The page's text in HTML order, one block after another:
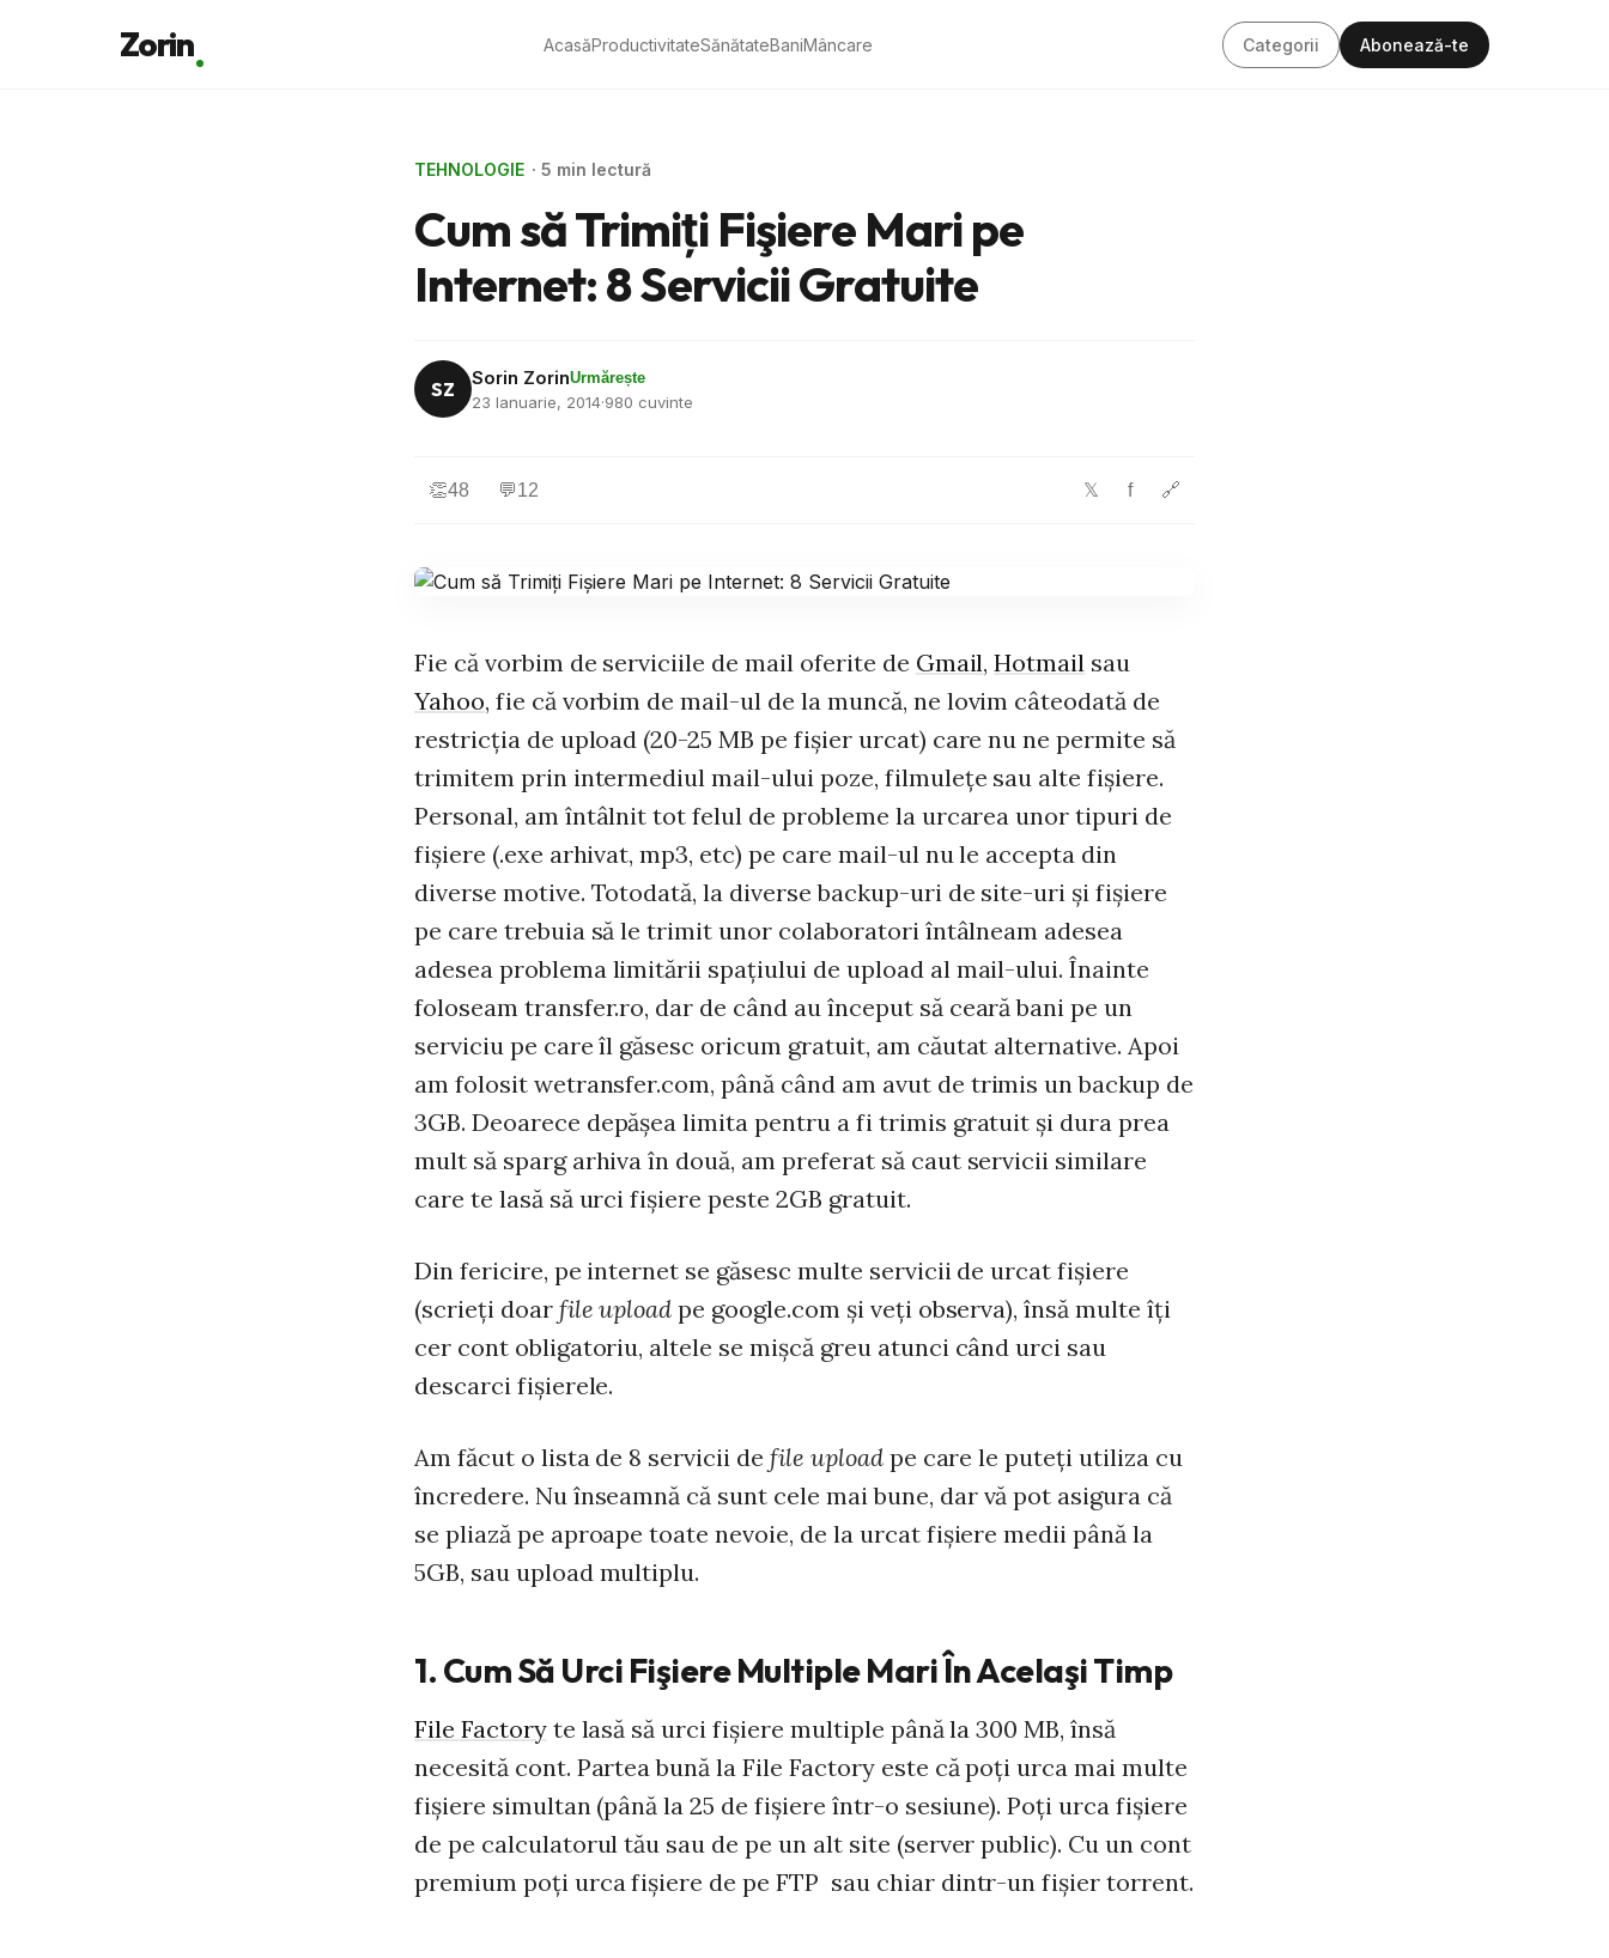
Zorin AcasăProductivitateSănătateBaniMâncare Categorii Abonează-te
TEHNOLOGIE · 5 min lectură
Cum să Trimiţi Fişiere Mari pe
Internet: 8 Servicii Gratuite
SZ Sorin ZorinUrmărește
23 Ianuarie, 2014·980 cuvinte
👏48 💬12 𝕏 f 🔗
Fie că vorbim de serviciile de mail oferite de Gmail,Hotmail sau
Yahoo, fie că vorbim de mail-ul de la muncă, ne lovim câteodată de
restricţia de upload (20-25 MB pe fişier urcat) care nu ne permite să
trimitem prin intermediul mail-ului poze, filmuleţe sau alte fişiere.
Personal, am întâlnit tot felul de probleme la urcarea unor tipuri de
fişiere (.exe arhivat, mp3, etc) pe care mail-ul nu le accepta din
diverse motive. Totodată, la diverse backup-uri de site-uri şi fişiere
pe care trebuia să le trimit unor colaboratori întâlneam adesea
adesea problema limitării spaţiului de upload al mail-ului. Înainte
foloseam transfer.ro, dar de când au început să ceară bani pe un
serviciu pe care îl găsesc oricum gratuit, am căutat alternative. Apoi
am folosit wetransfer.com, până când am avut de trimis un backup de
3GB. Deoarece depăşea limita pentru a fi trimis gratuit şi dura prea
mult să sparg arhiva în două, am preferat să caut servicii similare
care te lasă să urci fişiere peste 2GB gratuit.
Din fericire, pe internet se găsesc multe servicii de urcat fişiere
(scrieţi doar file upload pe google.com şi veţi observa), însă multe îţi
cer cont obligatoriu, altele se mişcă greu atunci când urci sau
descarci fişierele.
Am făcut o lista de 8 servicii de file uploadpe care le puteţi utiliza cu
încredere. Nu înseamnă că sunt cele mai bune, dar vă pot asigura că
se pliază pe aproape toate nevoie, de la urcat fişiere medii până la
5GB, sau upload multiplu.
1. Cum Să Urci Fişiere Multiple Mari În Acelaşi Timp
File Factoryte lasă să urci fişiere multiple până la 300 MB, însă
necesită cont. Partea bună la File Factory este că poţi urca mai multe
fişiere simultan (până la 25 de fişiere într-o sesiune). Poţi urca fişiere
de pe calculatorul tău sau de pe un alt site (server public). Cu un cont
premium poţi urca fişiere de pe FTP sau chiar dintr-un fişier torrent.